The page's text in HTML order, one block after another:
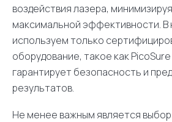
воздействия лазера,
максимальной эффективности. В
используем только
оборудование, такое как
гарантирует безопасность и
результатов.
Не менее важным является